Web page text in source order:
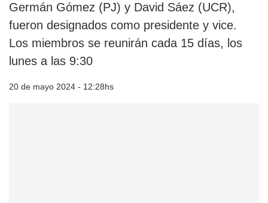
Germán Gómez (PJ) y David Sáez (UCR),
fueron designados como presidente y vice.
Los miembros se reunirán cada 15 días, los
lunes a las 9:30
20 de mayo 2024 - 12:28hs